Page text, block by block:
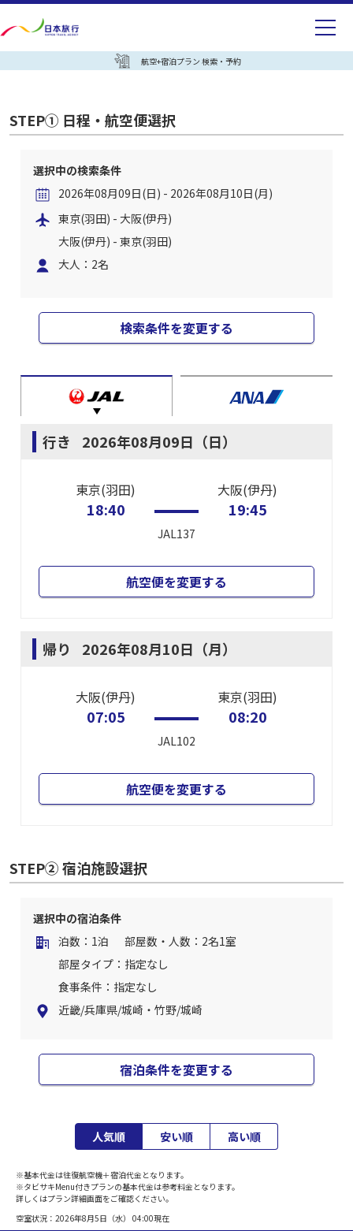
航空+宿泊プラン 検索・予約
STEP① 日程・航空便選択
選択中の検索条件
2026年08月09日(日) - 2026年08月10日(月)
東京(羽田) - 大阪(伊丹)
大阪(伊丹) - 東京(羽田)
大人：2名
検索条件を変更する
行き 2026年08月09日（日）
東京(羽田)
18:40
JAL137
大阪(伊丹)
19:45
航空便を変更する
帰り 2026年08月10日（月）
大阪(伊丹)
07:05
JAL102
東京(羽田)
08:20
航空便を変更する
STEP② 宿泊施設選択
選択中の宿泊条件
泊数：1泊
部屋数・人数：2名1室
部屋タイプ：指定なし
食事条件：指定なし
近畿/兵庫県/城崎・竹野/城崎
宿泊条件を変更する
人気順 安い順 高い順
※基本代金は往復航空機＋宿泊代金となります。
※タビサキMenu付きプランの基本代金は参考料金となります。
詳しくはプラン詳細画面をご確認ください。
空室状況： 2026年8月5日（水） 04:00現在